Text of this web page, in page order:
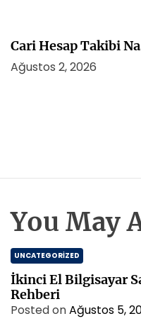
Cari Hesap Takibi
Ağustos 2, 2026
You May
UNCATEGORIZED
İkinci El Bilgisayar
Rehberi
Posted onAğustos 5,